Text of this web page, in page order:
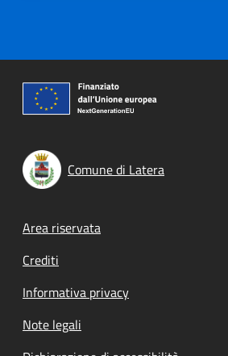
Comune di Latera
Footer menu
Area riservata
Crediti
Informativa privacy
Note legali